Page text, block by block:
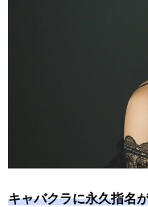
キャバクラに永久指名